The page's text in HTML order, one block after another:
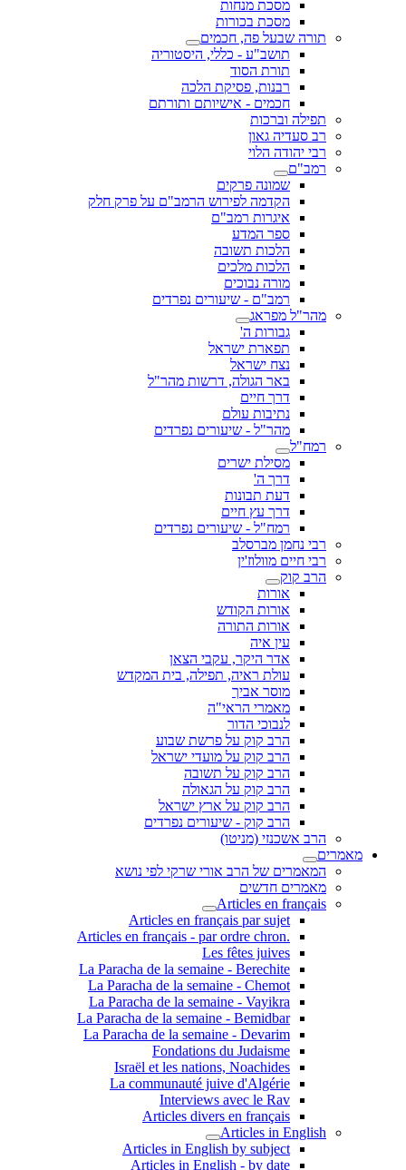
מסכת מנחות
מסכת בכורות
תורה שבעל פה, חכמים
תושב"ע - כללי, היסטוריה
תורת הסוד
רבנות, פסיקת הלכה
חכמים - אישיותם ותורתם
תפילה וברכות
רב סעדיה גאון
רבי יהודה הלוי
רמב"ם
שמונה פרקים
הקדמה לפירוש הרמב"ם על פרק חלק
איגרות רמב"ם
ספר המדע
הלכות תשובה
הלכות מלכים
מורה נבוכים
רמב"ם - שיעורים נפרדים
מהר"ל מפראג
גבורות ה'
תפארת ישראל
נצח ישראל
באר הגולה, דרשות מהר"ל
דרך חיים
נתיבות עולם
מהר"ל - שיעורים נפרדים
רמח"ל
מסילת ישרים
דרך ה'
דעת תבונות
דרך עץ חיים
רמח"ל - שיעורים נפרדים
רבי נחמן מברסלב
רבי חיים מוולוז'ין
הרב קוק
אורות
אורות הקודש
אורות התורה
עין איה
אדר היקר, עקבי הצאן
עולת ראיה, תפילה, בית המקדש
מוסר אביך
מאמרי הראי"ה
לנבוכי הדור
הרב קוק על פרשת שבוע
הרב קוק על מועדי ישראל
הרב קוק על תשובה
הרב קוק על הגאולה
הרב קוק על ארץ ישראל
הרב קוק - שיעורים נפרדים
הרב אשכנזי (מניטו)
מאמרים
המאמרים של הרב אורי שרקי לפי נושא
מאמרים חדשים
Articles en français
Articles en français par sujet
.Articles en français - par ordre chron
Les fêtes juives
La Paracha de la semaine - Berechite
La Paracha de la semaine - Chemot
La Paracha de la semaine - Vayikra
La Paracha de la semaine - Bemidbar
La Paracha de la semaine - Devarim
Fondations du Judaisme
Israël et les nations, Noachides
La communauté juive d'Algérie
Interviews avec le Rav
Articles divers en français
Articles in English
Articles in English by subject
Articles in English - by date